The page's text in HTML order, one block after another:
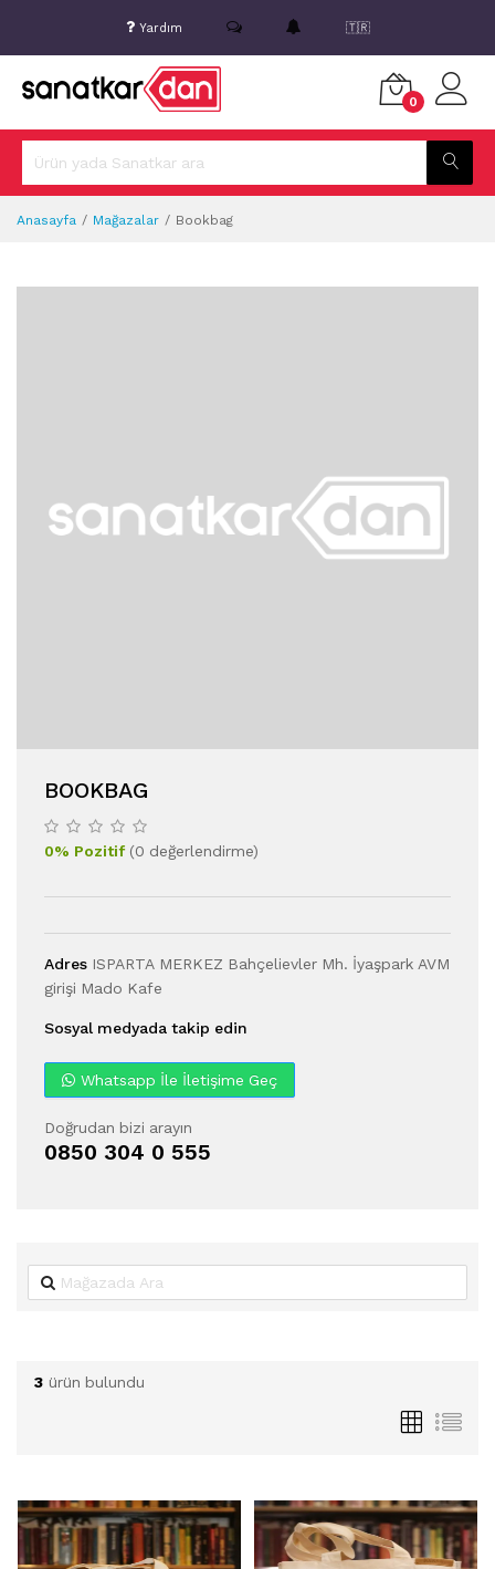
Yardım 🇹🇷
0
Anasayfa Mağazalar Bookbag
BOOKBAG
0% Pozitif(0 değerlendirme)
Adres ISPARTA MERKEZ Bahçelievler Mh. İyaşpark AVM
girişi Mado Kafe
Sosyal medyada takip edin
Whatsapp İle İletişime Geç
Doğrudan bizi arayın
0850 304 0 555
3 ürün bulundu